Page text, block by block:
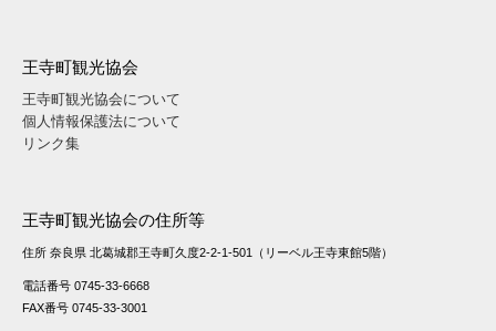
王寺町観光協会
王寺町観光協会について
個人情報保護法について
リンク集
王寺町観光協会の住所等
住所 奈良県 北葛城郡王寺町久度2-2-1-501（リーベル王寺東館5階）
電話番号 0745-33-6668
FAX番号 0745-33-3001